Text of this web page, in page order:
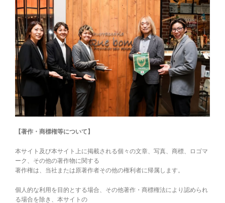
【著作・商標権等について】
本サイト及び本サイト上に掲載される個々の文章、写真、商標、ロゴマ
ーク、その他の著作物に関する
著作権は、当社または原著作者その他の権利者に帰属します。
個人的な利用を目的とする場合、その他著作・商標権法により認められ
る場合を除き、本サイトの